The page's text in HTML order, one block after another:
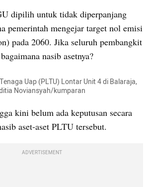
dipilih untuk tidak diperpanjang
pemerintah mengejar target nol emisi
pada 2060. Jika seluruh pembangkit
nasib asetnya?
Uap (PLTU) Lontar Unit 4 di Balaraja,
Noviansyah/kumparan
kini belum ada keputusan secara
aset-aset PLTU tersebut.
ADVERTISEMENT